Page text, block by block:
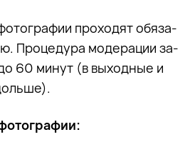
про­хо­дят обя­за­
Про­це­ду­ра мо­де­ра­ции за­
60 ми­нут (в вы­ход­ные и